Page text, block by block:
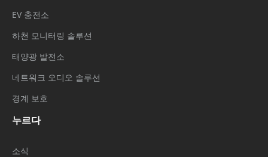
EV 충전소
하천 모니터링 솔루션
태양광 발전소
네트워크 오디오 솔루션
경계 보호
누르다
소식